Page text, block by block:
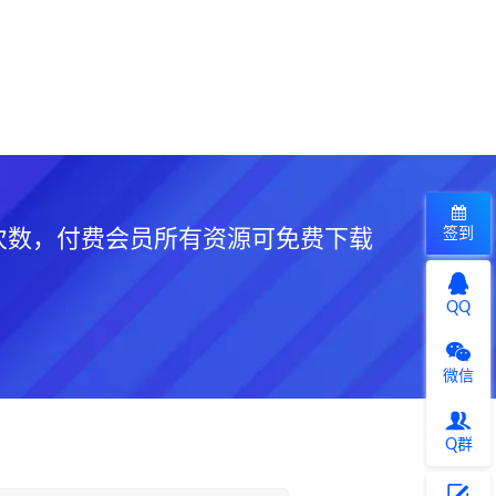
，付费会员所有资源可免费下载 签到
QQ
微信
Q群